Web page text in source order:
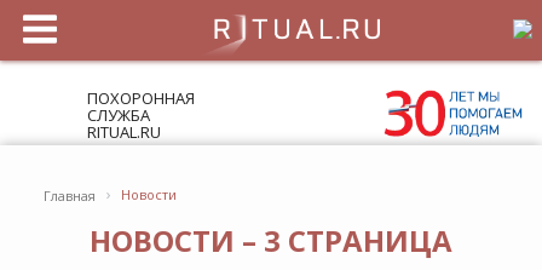
ПОХОРОННАЯ
СЛУЖБА
RITUAL.RU
Главная › Новости
НОВОСТИ – 3 СТРАНИЦА